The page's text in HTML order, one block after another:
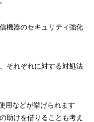
機器のセキュリティ強化
それぞれに対する対処法
用などが挙げられます
助けを借りることも考え